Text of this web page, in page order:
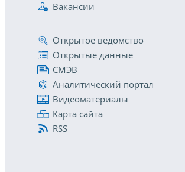
Вакансии
Открытое ведомство
Открытые данные
СМЭВ
Аналитический портал
Видеоматериалы
Карта сайта
RSS